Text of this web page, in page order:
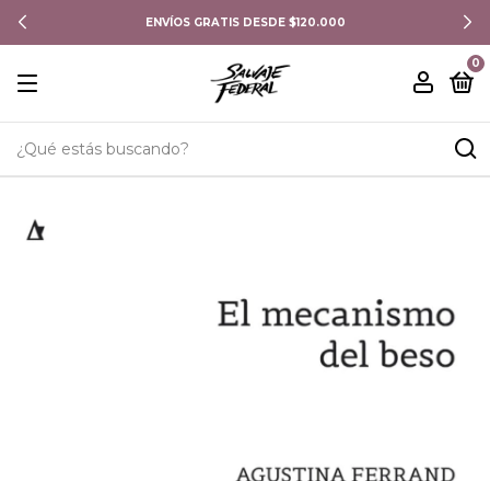
ENVÍOS GRATIS DESDE $120.000
0